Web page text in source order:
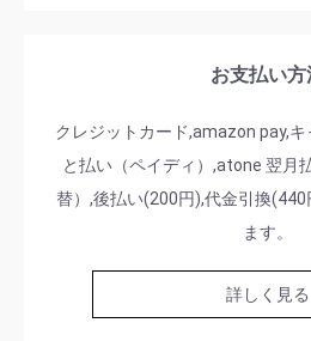
お支払い方
クレジットカード,amazon pay,
と払い（ペイディ）,atone 翌月
替）,後払い(200円),代金引換
ます。
詳しく見る